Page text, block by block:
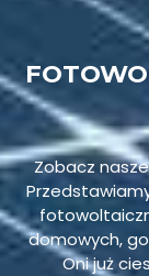
Zobacz
domowych,
Oni już